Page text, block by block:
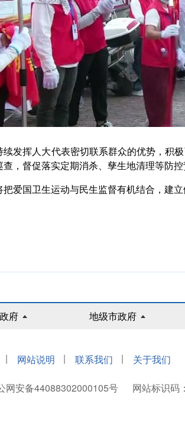
挥人大代表密切联系群众的优势，积极
，督促落实定期消杀、孳生地清理等防
国卫生运动与民生监督有机结合，建立
府 地级市政府
| 网站说明 | 联系我们 | 关于我们
网安备44088302000105号
网站标识码